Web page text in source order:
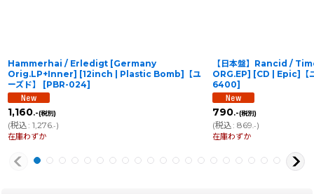
Hammerhai / Erledigt [Germany
Orig.LP+Inner] [12inch | Plastic Bomb]【ユ
ーズド】
[PBR-024]
1,160.-(税別)
(税込: 1,276.-)
在庫わずか
【日本盤】Rancid /
ORG.EP] [CD | Epic]【
6400]
790.-(税別)
(税込: 869 .-)
在庫わずか